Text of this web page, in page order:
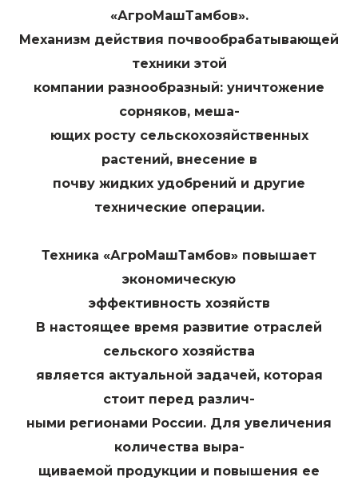
«АгроМашТамбов».
Механизм действия почвообрабатывающей
техники этой
компании разнообразный: уничтожение
сорняков, меша-
ющих росту сельскохозяйственных
растений, внесение в
почву жидких удобрений и другие
технические операции.
Техника «АгроМашТамбов» повышает
экономическую
эффективность хозяйств
В настоящее время развитие отраслей
сельского хозяйства
является актуальной задачей, которая
стоит перед различ-
ными регионами России. Для увеличения
количества выра-
щиваемой продукции и повышения ее